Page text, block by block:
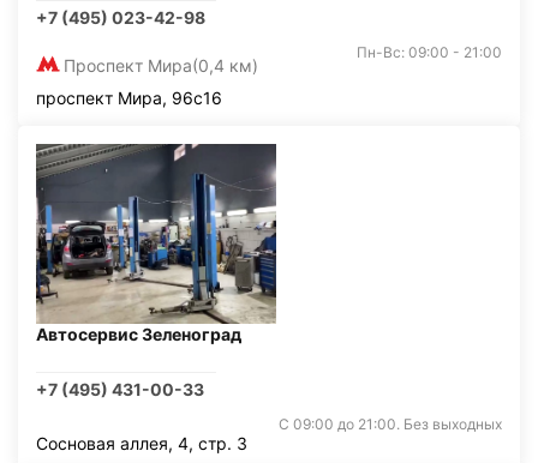
+7 (495) 023-42-98
Проспект Мира(0,4 км)
Пн-Вс: 09:00 - 21:00
проспект Мира, 96с16
Автосервис Зеленоград
+7 (495) 431-00-33
С 09:00 до 21:00. Без выходных
Сосновая аллея, 4, стр. 3